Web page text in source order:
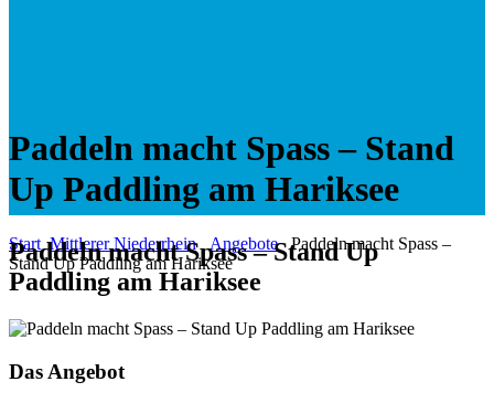
Paddeln macht Spass – Stand
Up Paddling am Hariksee
Start Mittlerer Niederrhein Angebote
Paddeln macht Spass –
Stand Up Paddling am Hariksee
Paddeln macht Spass – Stand Up
Paddling am Hariksee
Das Angebot